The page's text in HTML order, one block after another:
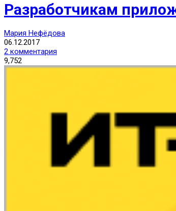
Разработчикам
Мария Нефёдова
06.12.2017
2 комментария
9,752